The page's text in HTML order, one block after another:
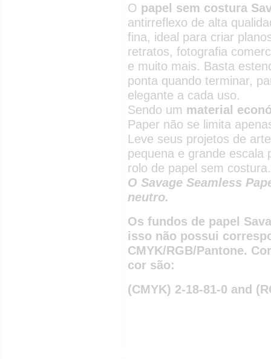
O papel sem costura
antirreflexo de alta
fina, ideal para criar
retratos, fotografia
e muito mais. Basta
ponta quando terminar,
elegante a cada uso.
Sendo um material
Paper não se limita
Leve seus projetos de
pequena e grande escala
rolo de papel sem costura.
O Savage Seamless
neutro.
Os fundos de papel
isso não possui
CMYK/RGB/Pantone.
cor são:
(CMYK) 2-18-81-0 and